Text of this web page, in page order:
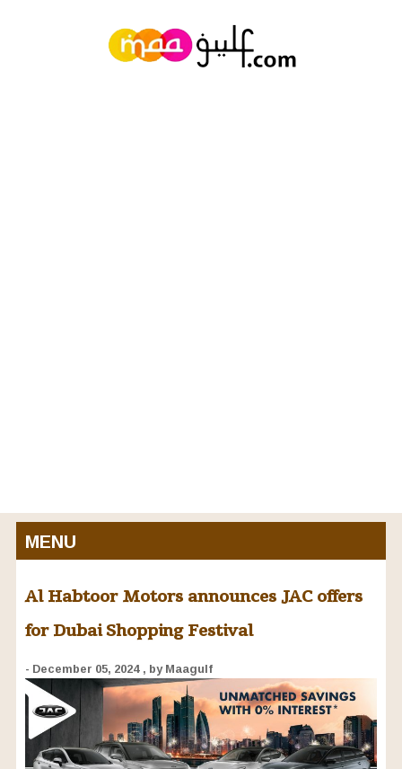
MENU
Al Habtoor Motors announces JAC offers
for Dubai Shopping Festival
- December 05, 2024 , by Maagulf